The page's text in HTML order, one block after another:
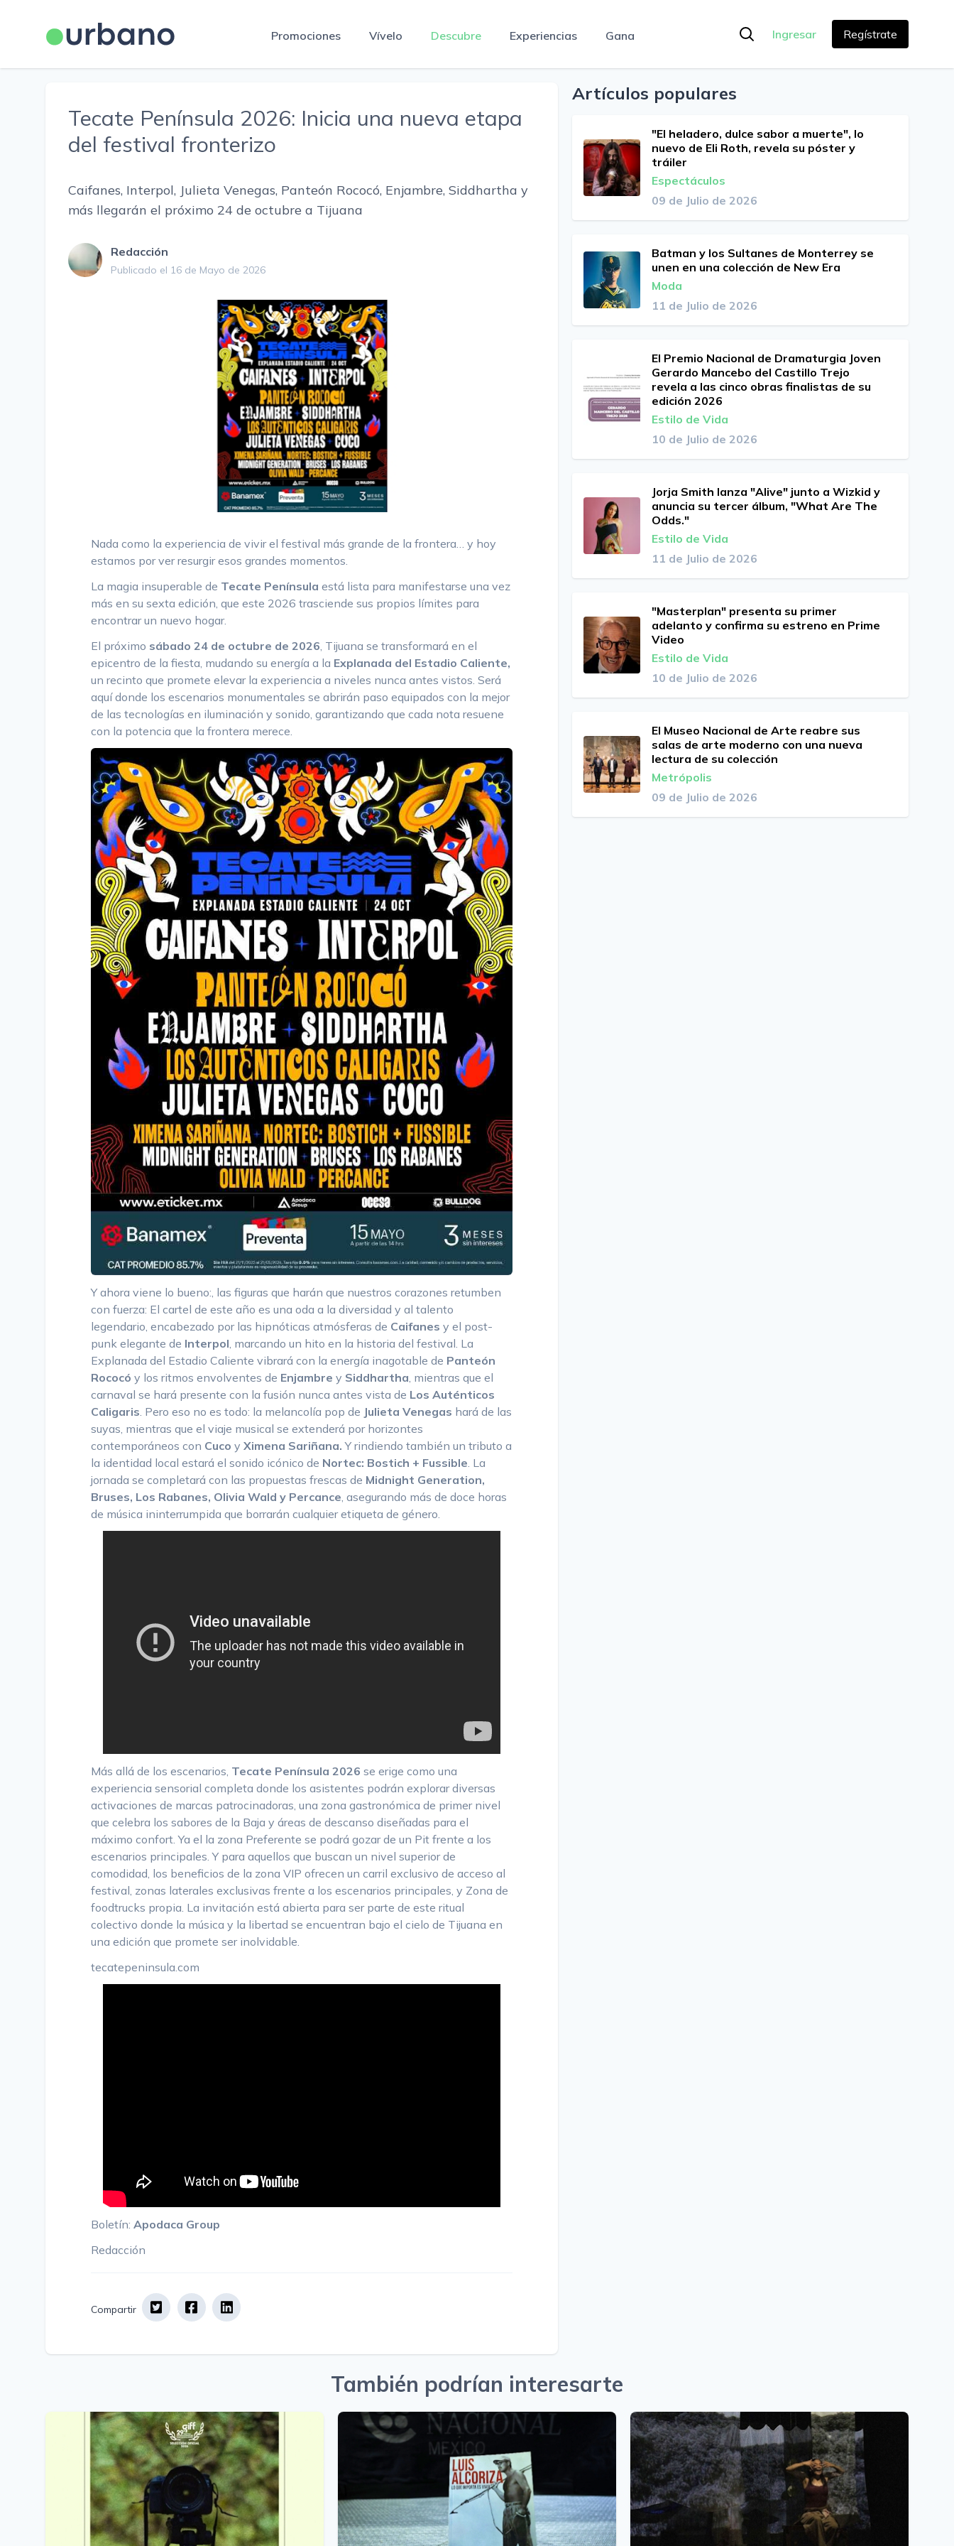
Promociones Vívelo Descubre Experiencias Gana Ingresar Regístrate
Tecate Península 2026: Inicia una nueva etapa
del festival fronterizo
Caifanes, Interpol, Julieta Venegas, Panteón Rococó, Enjambre, Siddhartha y
más llegarán el próximo 24 de octubre a Tijuana
Redacción
Publicado el 16 de Mayo de 2026
Nada como la experiencia de vivir el festival más grande de la frontera… y hoy
estamos por ver resurgir esos grandes momentos.
La magia insuperable de Tecate Península está lista para manifestarse una vez
más en su sexta edición, que este 2026 trasciende sus propios límites para
encontrar un nuevo hogar.
El próximo sábado 24 de octubre de 2026, Tijuana se transformará en el
epicentro de la fiesta, mudando su energía a la Explanada del Estadio Caliente,
un recinto que promete elevar la experiencia a niveles nunca antes vistos. Será
aquí donde los escenarios monumentales se abrirán paso equipados con la mejor
de las tecnologías en iluminación y sonido, garantizando que cada nota resuene
con la potencia que la frontera merece.
Y ahora viene lo bueno:, las figuras que harán que nuestros corazones retumben
con fuerza: El cartel de este año es una oda a la diversidad y al talento
legendario, encabezado por las hipnóticas atmósferas de Caifanes y el post-
punk elegante de Interpol, marcando un hito en la historia del festival. La
Explanada del Estadio Caliente vibrará con la energía inagotable de Panteón
Rococó y los ritmos envolventes de Enjambre y Siddhartha, mientras que el
carnaval se hará presente con la fusión nunca antes vista de Los Auténticos
Caligaris. Pero eso no es todo: la melancolía pop de Julieta Venegas hará de las
suyas, mientras que el viaje musical se extenderá por horizontes
contemporáneos con Cuco y Ximena Sariñana. Y rindiendo también un tributo a
la identidad local estará el sonido icónico de Nortec: Bostich + Fussible. La
jornada se completará con las propuestas frescas de Midnight Generation,
Bruses, Los Rabanes, Olivia Wald y Percance, asegurando más de doce horas
de música ininterrumpida que borrarán cualquier etiqueta de género.
Más allá de los escenarios, Tecate Península 2026 se erige como una
experiencia sensorial completa donde los asistentes podrán explorar diversas
activaciones de marcas patrocinadoras, una zona gastronómica de primer nivel
que celebra los sabores de la Baja y áreas de descanso diseñadas para el
máximo confort. Ya el la zona Preferente se podrá gozar de un Pit frente a los
escenarios principales. Y para aquellos que buscan un nivel superior de
comodidad, los beneficios de la zona VIP ofrecen un carril exclusivo de acceso al
festival, zonas laterales exclusivas frente a los escenarios principales, y Zona de
foodtrucks propia. La invitación está abierta para ser parte de este ritual
colectivo donde la música y la libertad se encuentran bajo el cielo de Tijuana en
una edición que promete ser inolvidable.
tecatepeninsula.com
Boletín: Apodaca Group
Redacción
Compartir
Artículos populares
"El heladero, dulce sabor a muerte", lo
nuevo de Eli Roth, revela su póster y
tráiler
Espectáculos
09 de Julio de 2026
Batman y los Sultanes de Monterrey se
unen en una colección de New Era
Moda
11 de Julio de 2026
El Premio Nacional de Dramaturgia Joven
Gerardo Mancebo del Castillo Trejo
revela a las cinco obras finalistas de su
edición 2026
Estilo de Vida
10 de Julio de 2026
Jorja Smith lanza "Alive" junto a Wizkid y
anuncia su tercer álbum, "What Are The
Odds."
Estilo de Vida
11 de Julio de 2026
"Masterplan" presenta su primer
adelanto y confirma su estreno en Prime
Video
Estilo de Vida
10 de Julio de 2026
El Museo Nacional de Arte reabre sus
salas de arte moderno con una nueva
lectura de su colección
Metrópolis
09 de Julio de 2026
También podrían interesarte